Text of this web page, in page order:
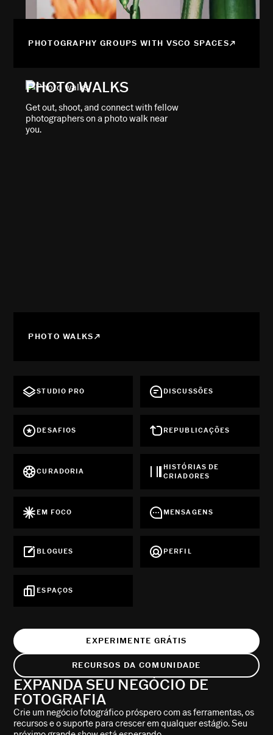
PHOTOGRAPHY GROUPS WITH VSCO SPACES
PHOTO WALKS
Get out, shoot, and connect with fellow
photographers on a photo walk near
you.
PHOTO WALKS
STUDIO PRO DISCUSSÕES
DESAFIOS REPUBLICAÇÕES
CURADORIA
HISTÓRIAS DE
CRIADORES
EM FOCO MENSAGENS
BLOGUES PERFIL
ESPAÇOS
EXPERIMENTE GRÁTIS
RECURSOS DA COMUNIDADE
EXPANDA SEU NEGÓCIO DE
FOTOGRAFIA
Crie um negócio fotográfico próspero com as ferramentas, os
recursos e o suporte para crescer em qualquer estágio. Seu